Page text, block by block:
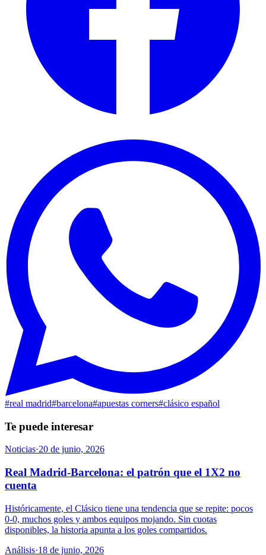
#real madrid#barcelona#apuestas corners#clásico español
Te puede interesar
Noticias·20 de junio, 2026
Real Madrid-Barcelona: el patrón que el 1X2 no
cuenta
Históricamente, el Clásico tiene una tendencia que se repite: pocos
0-0, muchos goles y ambos equipos mojando. Sin cuotas
disponibles, la historia apunta a los goles compartidos.
Análisis·18 de junio, 2026